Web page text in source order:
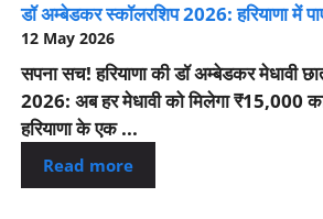
डॉ अम्बेडकर स्कॉलरशिप 2026: हरियाणा में
12 May 2026
सपना सच! हरियाणा की डॉ अम्बेडकर मेधावी
2026: अब हर मेधावी को मिलेगा ₹15,000
हरियाणा के एक ...
Read more